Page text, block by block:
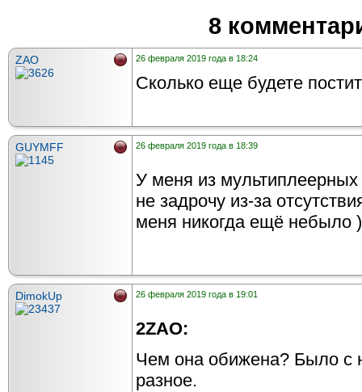
8
ZAO 26 февраля 2019 года в 18:24
Сколько еще будете
GUYMFF 26 февраля 2019 года в 18:39
У меня из мультиплеерных
не задрочу из-за
меня никогда ещё небыло
DimokUp 26 февраля 2019 года в 19:01
2ZAO:
Чем она обижена? Было с
разное.